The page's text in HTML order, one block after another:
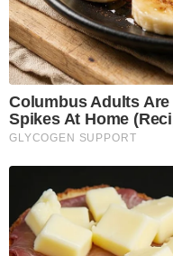
Columbus Adults
Spikes At Home
GLYCOGEN SUPPORT